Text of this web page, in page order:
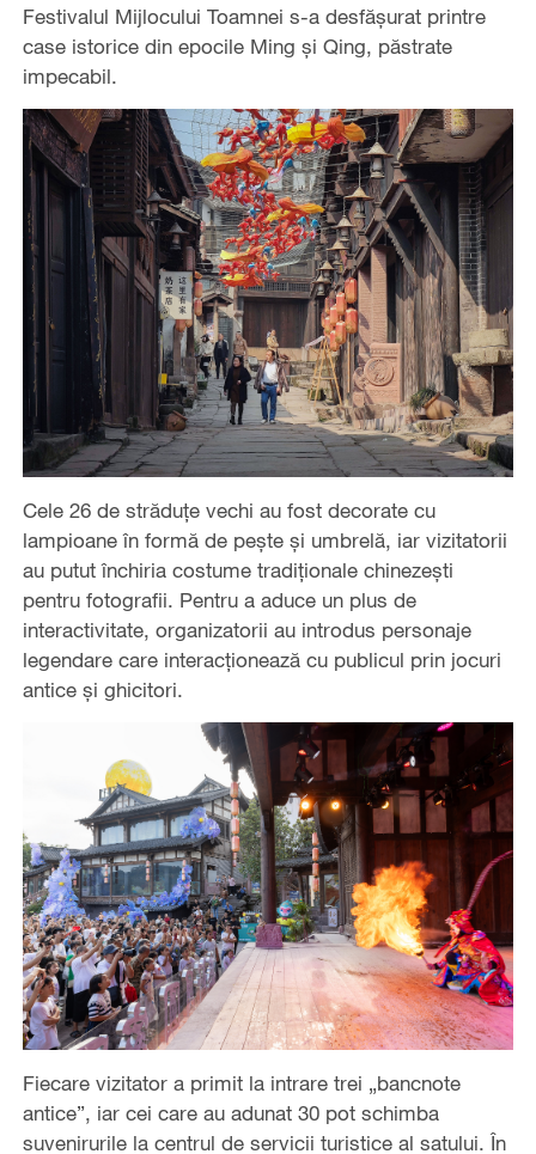
Festivalul Mijlocului Toamnei s-a desfășurat printre
case istorice din epocile Ming și Qing, păstrate
impecabil.
Cele 26 de străduțe vechi au fost decorate cu
lampioane în formă de pește și umbrelă, iar vizitatorii
au putut închiria costume tradiționale chinezești
pentru fotografii. Pentru a aduce un plus de
interactivitate, organizatorii au introdus personaje
legendare care interacționează cu publicul prin jocuri
antice și ghicitori.
Fiecare vizitator a primit la intrare trei „bancnote
antice”, iar cei care au adunat 30 pot schimba
suvenirurile la centrul de servicii turistice al satului. În